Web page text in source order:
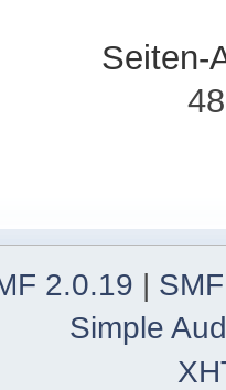
Seiten-
2.0.19 |
Simple